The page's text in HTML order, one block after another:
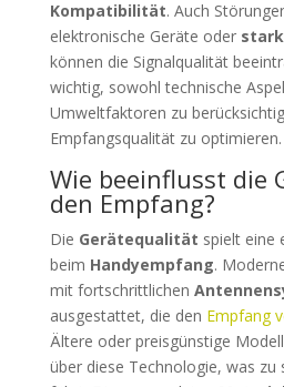
Kompatibilität. Auch
elektronische Geräte oder
können die Signalqualität
wichtig, sowohl technische
Umweltfaktoren zu
Empfangsqualität zu optimieren.
Wie beeinflusst die
den Empfang?
Die Gerätequalität spielt eine
beim Handyempfang.
mit fortschrittlichen
ausgestattet, die den Empfang
Ältere oder preisgünstige
über diese Technologie, was zu